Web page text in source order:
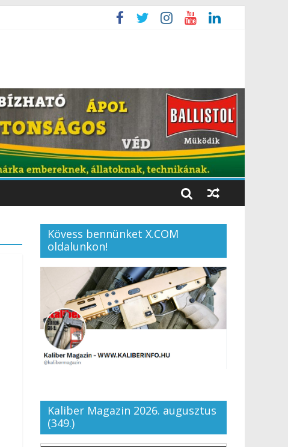
Kövess bennünket X.COM
oldalunkon!
Kaliber Magazin 2026. augusztus
(349.)